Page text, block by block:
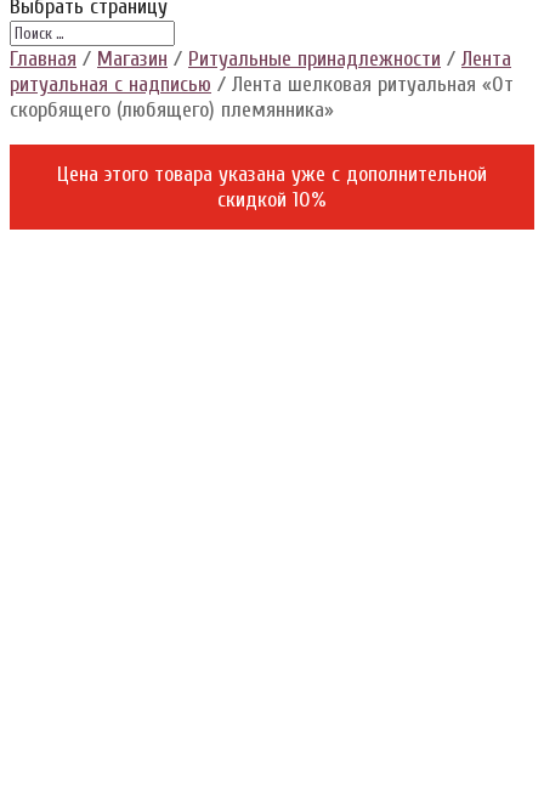
Выбрать страницу
Главная / Магазин / Ритуальные принадлежности / Лента
ритуальная с надписью / Лента шелковая ритуальная «От
скорбящего (любящего) племянника»
Цена этого товара указана уже c дополнительной
скидкой 10%